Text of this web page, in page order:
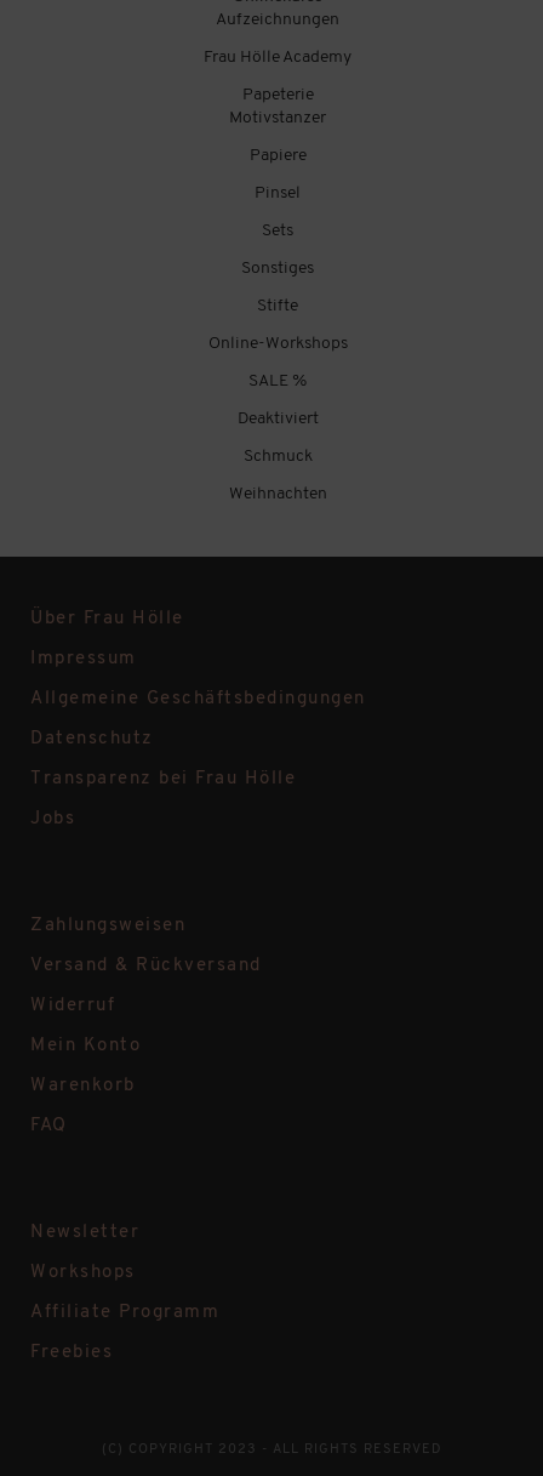
Aufzeichnungen
Frau Hölle Academy
Papeterie
Motivstanzer
Papiere
Pinsel
Sets
Sonstiges
Stifte
Online-Workshops
SALE %
Deaktiviert
Schmuck
Weihnachten
Über Frau Hölle
Impressum
Allgemeine Geschäftsbedingungen
Datenschutz
Transparenz bei Frau Hölle
Jobs
Zahlungsweisen
Versand & Rückversand
Widerruf
Mein Konto
Warenkorb
FAQ
Newsletter
Workshops
Affiliate Programm
Freebies
(C) COPYRIGHT 2023 - ALL RIGHTS RESERVED